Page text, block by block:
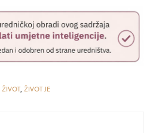
ŽIVOT, ŽIVOT JE